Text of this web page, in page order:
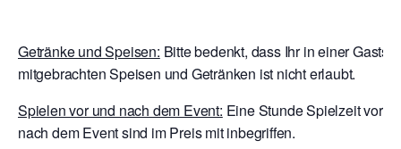
Getränke und Speisen: Bitte bedenkt, dass Ihr in einer
mitgebrachten Speisen und Getränken ist nicht erlaubt.
Spielen vor und nach dem Event: Eine Stunde Spielzeit vor
nach dem Event sind im Preis mit inbegriffen.